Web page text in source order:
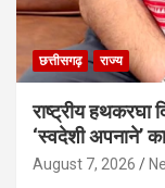
छत्तीसगढ़ राज्य
राष्ट्रीय हथकरघा
‘स्वदेशी अपनाने’
August 7, 2026